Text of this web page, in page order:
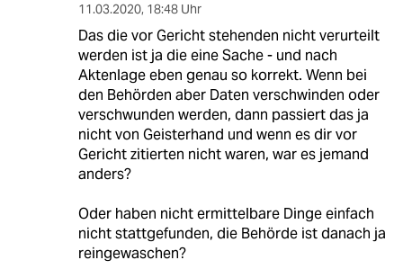
11.03.2020, 18:48 Uhr
Das die vor Gericht stehenden nicht verurteilt
werden ist ja die eine Sache - und nach
Aktenlage eben genau so korrekt. Wenn bei
den Behörden aber Daten verschwinden oder
verschwunden werden, dann passiert das ja
nicht von Geisterhand und wenn es dir vor
Gericht zitierten nicht waren, war es jemand
anders?
Oder haben nicht ermittelbare Dinge einfach
nicht stattgefunden, die Behörde ist danach ja
reingewaschen?